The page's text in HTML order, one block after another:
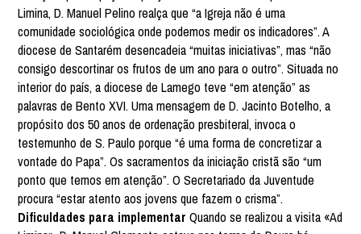
Limina, D. Manuel Pelino realça que “a Igreja não é uma
comunidade sociológica onde podemos medir os indicadores”. A
diocese de Santarém desencadeia “muitas iniciativas”, mas “não
consigo descortinar os frutos de um ano para o outro”. Situada no
interior do país, a diocese de Lamego teve “em atenção” as
palavras de Bento XVI. Uma mensagem de D. Jacinto Botelho, a
propósito dos 50 anos de ordenação presbiteral, invoca o
testemunho de S. Paulo porque “é uma forma de concretizar a
vontade do Papa”. Os sacramentos da iniciação cristã são “um
ponto que temos em atenção”. O Secretariado da Juventude
procura “estar atento aos jovens que fazem o crisma”.
Dificuldades para implementar Quando se realizou a visita «Ad